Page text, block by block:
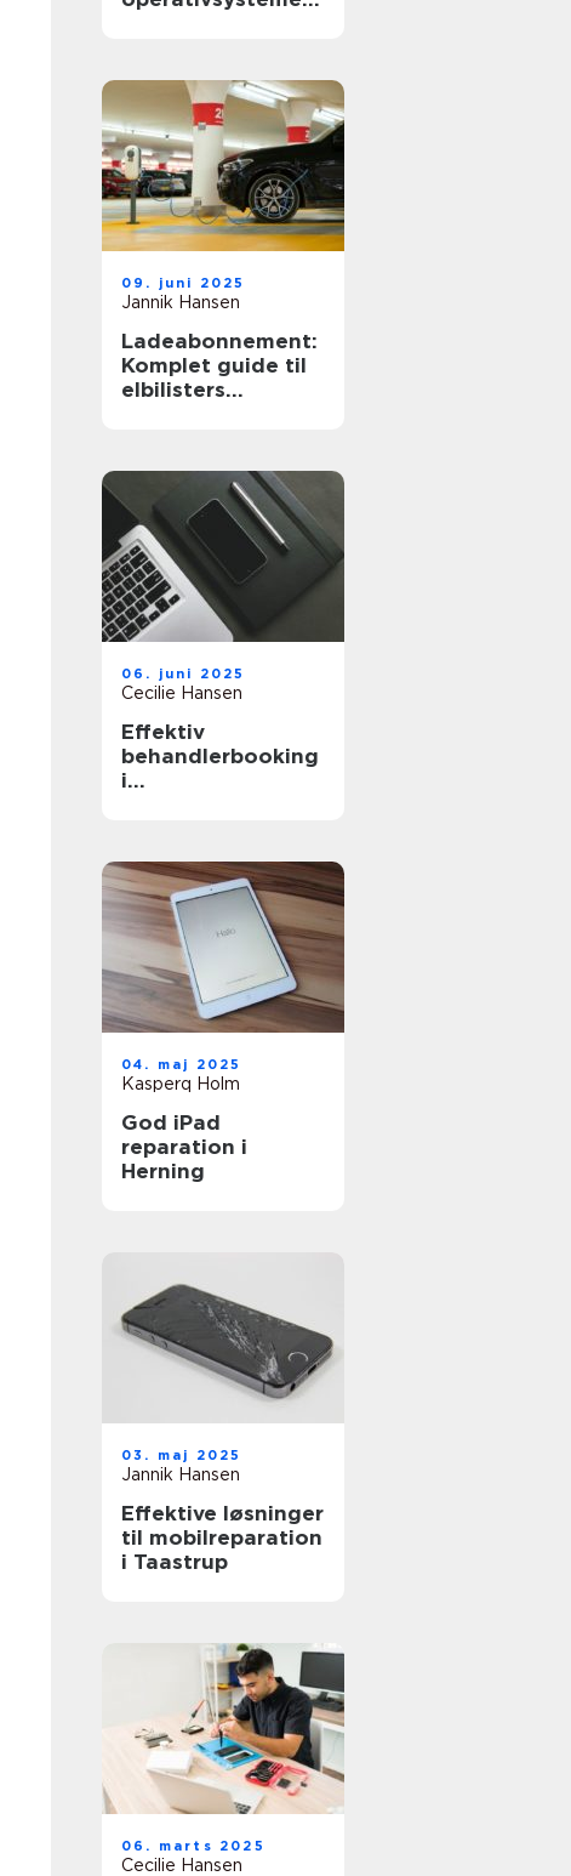
09. juni 2025
Jannik Hansen
Ladeabonnement:
Komplet guide til
elbilisters
06. juni 2025
Cecilie Hansen
Effektiv
behandlerbooking
i
04. maj 2025
Kasperq Holm
God iPad
reparation i
Herning
03. maj 2025
Jannik Hansen
Effektive løsninger
til mobilreparation
i Taastrup
06. marts 2025
Cecilie Hansen